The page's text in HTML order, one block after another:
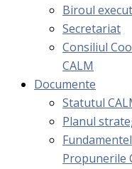
Biroul
Secretariat
Consiliul
CALM
Documente
Statutul
Planul
Propunerile